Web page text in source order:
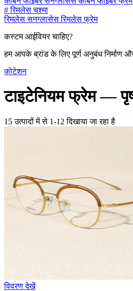
#रिमलेस चश्मा
रिमलेस सनग्लासेसरिमलेस फ्रेम
कस्टम आईवियर चाहिए?
हम आपके ब्रांड के लिए पूर्ण अनुबंध निर्माण
कोटेशन
टाइटेनियम फ्रेम —
15 उत्पादों में से 1-12 दिखाया जा रहा है
विवरण देखें